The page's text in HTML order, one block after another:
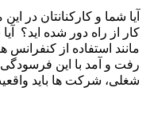
آیا شما و کارکنانتان در
کار از راه دور شده اید؟
مانند استفاده از
رفت و آمد با این
شغلی، شرکت ها باید